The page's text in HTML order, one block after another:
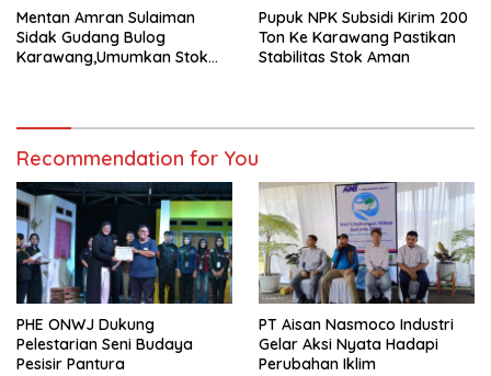
Mentan Amran Sulaiman
Sidak Gudang Bulog
Karawang,Umumkan Stok
Pupuk NPK Subsidi Kirim 200
Ton Ke Karawang Pastikan
Stabilitas Stok Aman
Recommendation for You
PHE ONWJ Dukung
Pelestarian Seni Budaya
Pesisir Pantura
PT Aisan Nasmoco Industri
Gelar Aksi Nyata Hadapi
Perubahan Iklim